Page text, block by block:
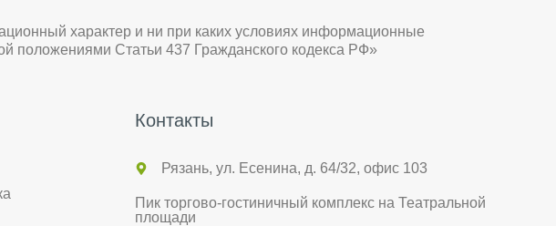
характер и ни при каких условиях информационные
положениями Статьи 437 Гражданского кодекса РФ»
Контакты
Рязань, ул. Есенина, д. 64/32, офис 103
Пик торгово-гостиничный комплекс на Театральной
площади